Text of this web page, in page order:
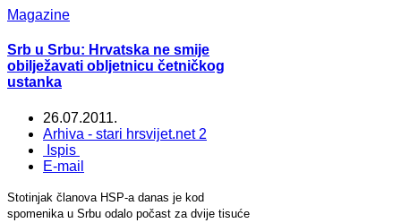
Magazine
Srb u Srbu: Hrvatska ne smije
obilježavati obljetnicu četničkog
ustanka
26.07.2011.
Arhiva - stari hrsvijet.net 2
Ispis
E-mail
Stotinjak članova HSP-a danas je kod
spomenika u Srbu odalo počast za dvije tisuće